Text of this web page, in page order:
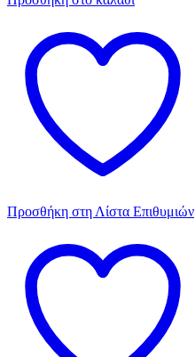
Προσθήκη στη Λίστα Επιθυμιών